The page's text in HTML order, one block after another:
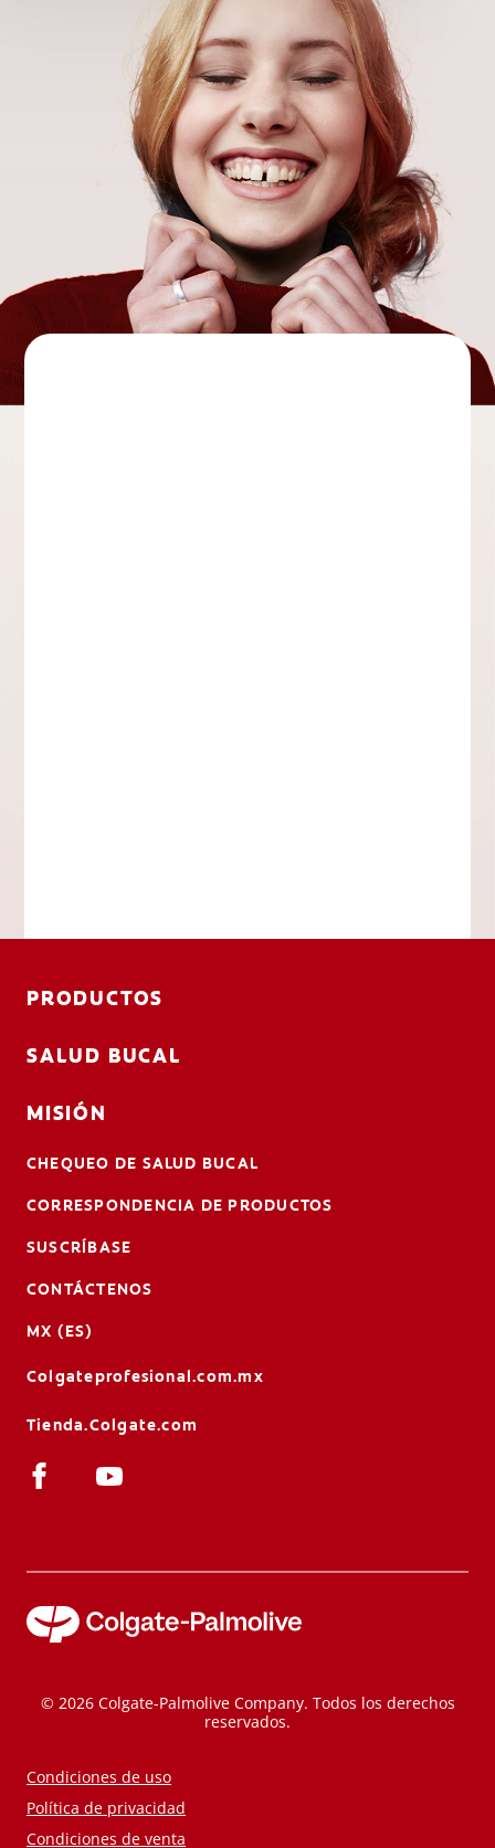
PRODUCTOS
SALUD BUCAL
MISIÓN
CHEQUEO DE SALUD BUCAL
CORRESPONDENCIA DE PRODUCTOS
SUSCRÍBASE
CONTÁCTENOS
MX (ES)
Colgateprofesional.com.mx
Tienda.Colgate.com
© 2026 Colgate-Palmolive Company. Todos los derechos
reservados.
Condiciones de uso
Política de privacidad
Condiciones de venta